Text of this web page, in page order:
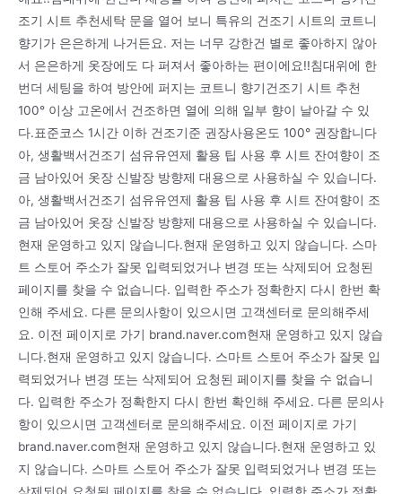
조기 시트 추천세탁 문을 열어 보니 특유의 건조기 시트의 코트니
향기가 은은하게 나거든요. 저는 너무 강한건 별로 좋아하지 않아
서 은은하게 옷장에도 다 퍼져서 좋아하는 편이에요!!침대위에 한
번더 세팅을 하여 방안에 퍼지는 코트니 향기건조기 시트 추천
100° 이상 고온에서 건조하면 열에 의해 일부 향이 날아갈 수 있
다.표준코스 1시간 이하 건조기준 권장사용온도 100° 권장합니다
아, 생활백서건조기 섬유유연제 활용 팁 사용 후 시트 잔여향이 조
금 남아있어 옷장 신발장 방향제 대용으로 사용하실 수 있습니다.
아, 생활백서건조기 섬유유연제 활용 팁 사용 후 시트 잔여향이 조
금 남아있어 옷장 신발장 방향제 대용으로 사용하실 수 있습니다.
현재 운영하고 있지 않습니다.현재 운영하고 있지 않습니다. 스마
트 스토어 주소가 잘못 입력되었거나 변경 또는 삭제되어 요청된
페이지를 찾을 수 없습니다. 입력한 주소가 정확한지 다시 한번 확
인해 주세요. 다른 문의사항이 있으시면 고객센터로 문의해주세
요. 이전 페이지로 가기 brand.naver.com현재 운영하고 있지 않습
니다.현재 운영하고 있지 않습니다. 스마트 스토어 주소가 잘못 입
력되었거나 변경 또는 삭제되어 요청된 페이지를 찾을 수 없습니
다. 입력한 주소가 정확한지 다시 한번 확인해 주세요. 다른 문의사
항이 있으시면 고객센터로 문의해주세요. 이전 페이지로 가기
brand.naver.com현재 운영하고 있지 않습니다.현재 운영하고 있
지 않습니다. 스마트 스토어 주소가 잘못 입력되었거나 변경 또는